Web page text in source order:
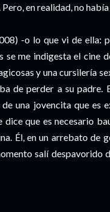
en realidad, no
-o lo que vi de ella:
se me indigesta el cine
y una cursilería
de perder a su padre.
una jovencita que es
que es necesario
Él, en un arrebato de
salí despavorido